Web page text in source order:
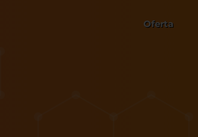
Oferta